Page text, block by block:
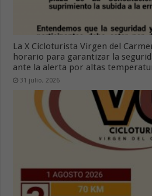
La X Cicloturista Virgen del
horario para garantizar la
ante la alerta por altas
31 julio, 2026